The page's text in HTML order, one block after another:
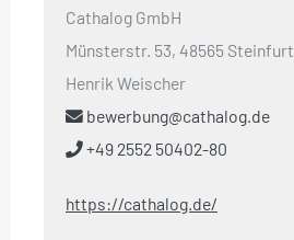
Cathalog GmbH
Münsterstr. 53, 48565 Steinfurt
Henrik Weischer
bewerbung@cathalog.de
+49 2552 50402-80
https://cathalog.de/